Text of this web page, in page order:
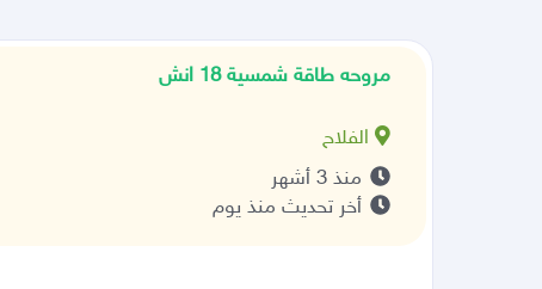
مروحه طاقة شمسية 18 انش
الفلاح
منذ 3 أشهر
أخر تحديث منذ يوم